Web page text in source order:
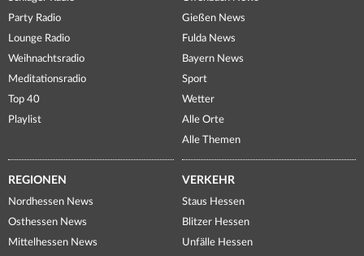
Party Radio
Lounge Radio
Weihnachtsradio
Meditationsradio
Top 40
Playlist
Gießen News
Fulda News
Bayern News
Sport
Wetter
Alle Orte
Alle Themen
REGIONEN
Nordhessen News
Osthessen News
Mittelhessen News
VERKEHR
Staus Hessen
Blitzer Hessen
Unfälle Hessen